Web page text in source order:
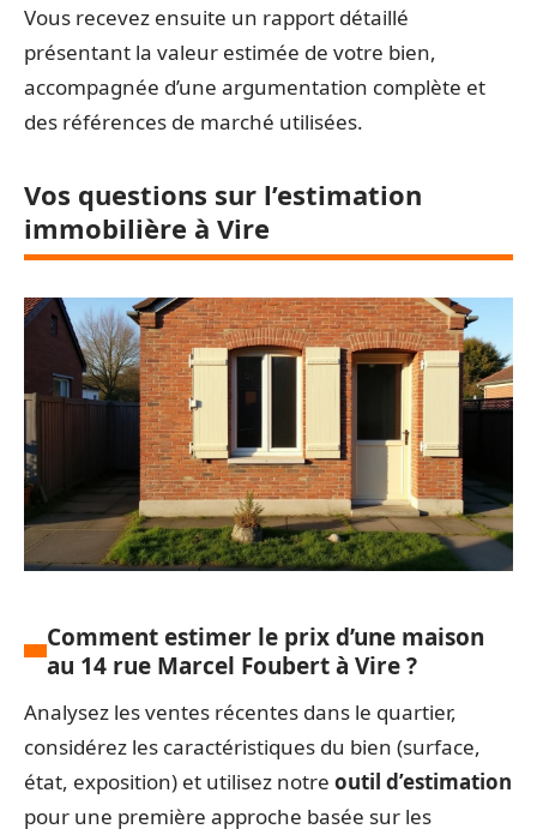
Vous recevez ensuite un rapport détaillé
présentant la valeur estimée de votre bien,
accompagnée d’une argumentation complète et
des références de marché utilisées.
Vos questions sur l’estimation
immobilière à Vire
Comment estimer le prix d’une maison
au 14 rue Marcel Foubert à Vire ?
Analysez les ventes récentes dans le quartier,
considérez les caractéristiques du bien (surface,
état, exposition) et utilisez notre outil d’estimation
pour une première approche basée sur les